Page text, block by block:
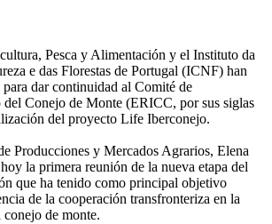
Pesca y Alimentación y el Instituto da
e das Florestas de Portugal (ICNF) han
dar continuidad al Comité de
Conejo de Monte (ERICC, por sus siglas
del proyecto Life Iberconejo.
Producciones y Mercados Agrarios, Elena
la primera reunión de la nueva etapa del
que ha tenido como principal objetivo
de la cooperación transfronteriza en la
conejo de monte.